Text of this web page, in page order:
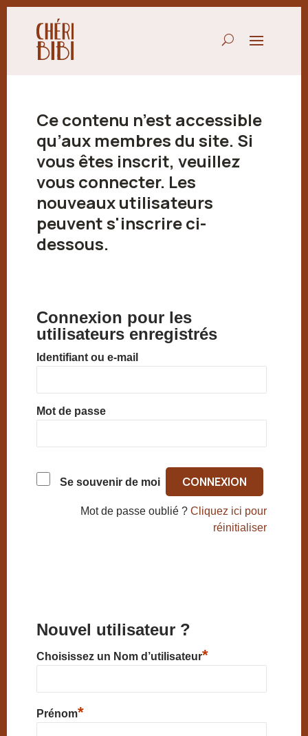
Ce contenu n’est accessible
qu’aux membres du site. Si
vous êtes inscrit, veuillez
vous connecter. Les
nouveaux utilisateurs
peuvent s'inscrire ci-
dessous.
Connexion pour les
utilisateurs enregistrés
Identifiant ou e-mail
Mot de passe
Se souvenir de moi
Mot de passe oublié ?Cliquez ici pour
réinitialiser
Nouvel utilisateur ?
Choisissez un Nom d’utilisateur*
Prénom*